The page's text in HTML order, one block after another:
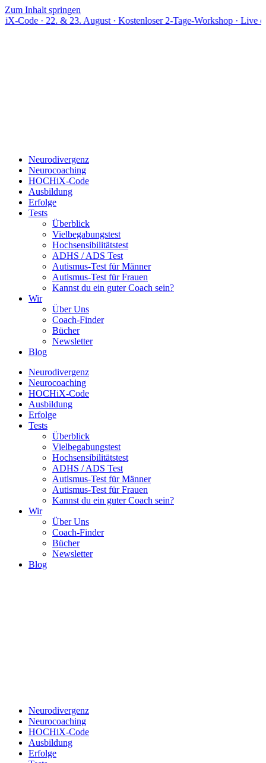
Zum Inhalt springen
& 23. August · Kostenloser 2-Tage-Workshop · Live online
Neurodivergenz
Neurocoaching
HOCHiX-Code
Ausbildung
Erfolge
Tests
Überblick
Vielbegabungstest
Hochsensibilitätstest
ADHS / ADS Test
Autismus-Test für Männer
Autismus-Test für Frauen
Kannst du ein guter Coach sein?
Wir
Über Uns
Coach-Finder
Bücher
Newsletter
Blog
Neurodivergenz
Neurocoaching
HOCHiX-Code
Ausbildung
Erfolge
Tests
Überblick
Vielbegabungstest
Hochsensibilitätstest
ADHS / ADS Test
Autismus-Test für Männer
Autismus-Test für Frauen
Kannst du ein guter Coach sein?
Wir
Über Uns
Coach-Finder
Bücher
Newsletter
Blog
Neurodivergenz
Neurocoaching
HOCHiX-Code
Ausbildung
Erfolge